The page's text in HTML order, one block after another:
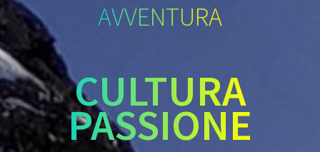
AVVENTURA
CULTURA
PASSIONE